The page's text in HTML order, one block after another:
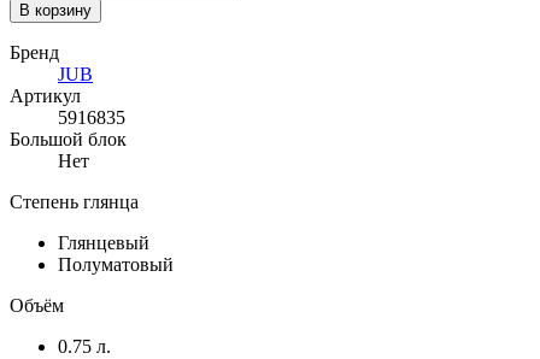
В корзину
Бренд
JUB
Артикул
5916835
Большой блок
Нет
Степень глянца
Глянцевый
Полуматовый
Объём
0.75 л.